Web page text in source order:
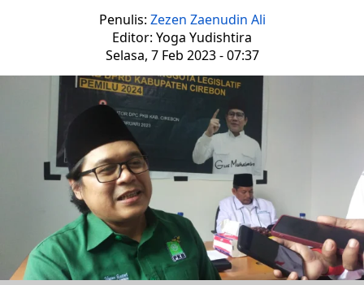
Penulis: Zezen Zaenudin Ali
Editor: Yoga Yudishtira
Selasa, 7 Feb 2023 - 07:37